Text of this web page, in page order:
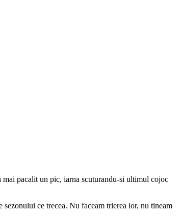
mai pacalit un pic, iarna scuturandu-si ultimul cojoc
ce trecea. Nu faceam trierea lor, nu tineam